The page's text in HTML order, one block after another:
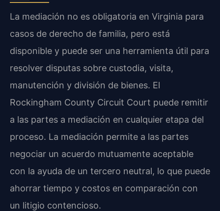
La mediación no es obligatoria en Virginia para
casos de derecho de familia, pero está
disponible y puede ser una herramienta útil para
resolver disputas sobre custodia, visita,
manutención y división de bienes. El
Rockingham County Circuit Court puede remitir
a las partes a mediación en cualquier etapa del
proceso. La mediación permite a las partes
negociar un acuerdo mutuamente aceptable
con la ayuda de un tercero neutral, lo que puede
ahorrar tiempo y costos en comparación con
un litigio contencioso.